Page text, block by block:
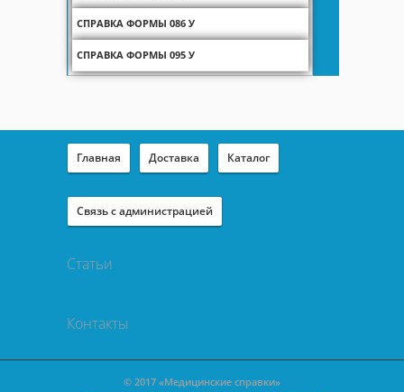
СПРАВКА ФОРМЫ 086 У
СПРАВКА ФОРМЫ 095 У
Главная Доставка Каталог
Связь с администрацией
Статьи
Контакты
© 2017 «Медицинские справки»